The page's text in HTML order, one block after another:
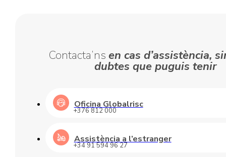
Contacta’ns en cas d’assistència,
dubtes que puguis tenir
Oficina Globalrisc
+376 812 000
Assistència a l’estranger
+34 91 594 96 27